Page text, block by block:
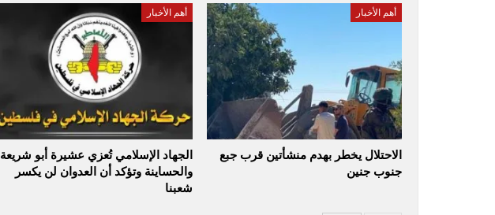
أهم الأخبار
الاحتلال يخطر بهدم منشأتين قرب جبع
جنوب جنين
أهم الأخبار
الجهاد الإسلامي تُعزي عشيرة أبو شريعة
والحساينة وتؤكد أن العدوان لن يكسر
شعبنا